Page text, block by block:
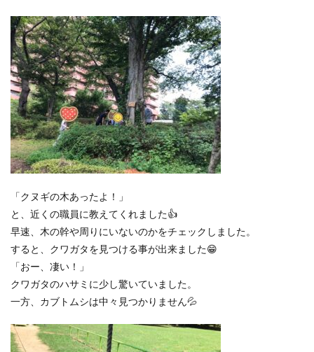
「クヌギの木あったよ！」
と、近くの職員に教えてくれました👍
早速、木の幹や周りにいないのかをチェックしました。
すると、クワガタを見つける事が出来ました😁
「おー、凄い！」
クワガタのハサミに少し驚いていました。
一方、カブトムシは中々見つかりません💦